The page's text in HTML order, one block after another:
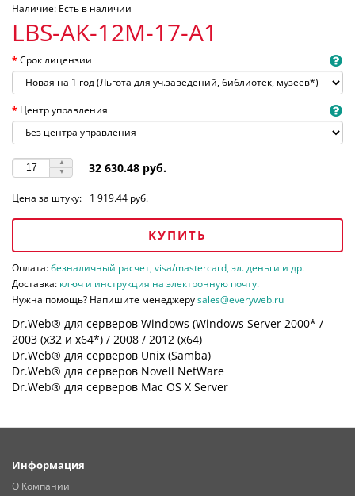
Наличие: Есть в наличии
LBS-AK-12M-17-A1
Срок лицензии
Центр управления
32 630.48 руб.
Цена за штуку: 1 919.44 руб.
КУПИТЬ
Оплата:безналичный расчет, visa/mastercard, эл. деньги и др.
Доставка: ключ и инструкция на электронную почту.
Нужна помощь? Напишите менеджеруsales@everyweb.ru
Dr.Web® для серверов Windows (Windows Server 2000* /
2003 (х32 и х64*) / 2008 / 2012 (х64)
Dr.Web® для серверов Unix (Samba)
Dr.Web® для серверов Novell NetWare
Dr.Web® для серверов Mac OS X Server
Информация
О Компании